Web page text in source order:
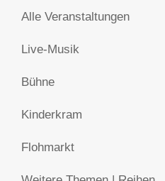
Alle Veranstaltungen
Live-Musik
Bühne
Kinderkram
Flohmarkt